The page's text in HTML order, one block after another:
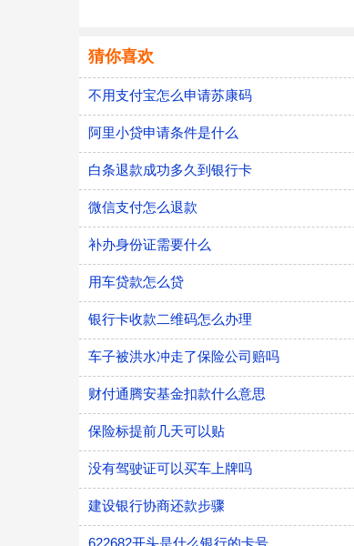
猜你喜欢
不用支付宝怎么申请苏康码
阿里小贷申请条件是什么
白条退款成功多久到银行卡
微信支付怎么退款
补办身份证需要什么
用车贷款怎么贷
银行卡收款二维码怎么办理
车子被洪水冲走了保险公司赔吗
财付通腾安基金扣款什么意思
保险标提前几天可以贴
没有驾驶证可以买车上牌吗
建设银行协商还款步骤
622682开头是什么银行的卡号